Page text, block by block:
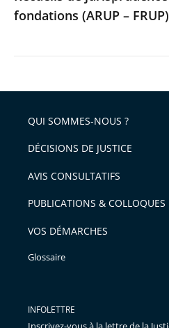
fondations (ARUP – FRUP)
QUI SOMMES-NOUS ?
DÉCISIONS DE JUSTICE
AVIS CONSULTATIFS
PUBLICATIONS & COLLOQUES
VOS DÉMARCHES
Glossaire
INFOLETTRE